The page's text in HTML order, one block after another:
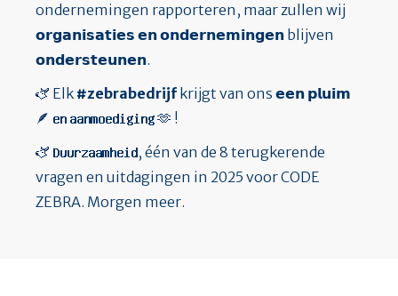
ondernemingen rapporteren, maar zullen wij
𝗼𝗿𝗴𝗮𝗻𝗶𝘀𝗮𝘁𝗶𝗲𝘀 𝗲𝗻 𝗼𝗻𝗱𝗲𝗿𝗻𝗲𝗺𝗶𝗻𝗴𝗲𝗻 blijven
𝗼𝗻𝗱𝗲𝗿𝘀𝘁𝗲𝘂𝗻𝗲𝗻.
🫏 Elk #zebrabedrijf krijgt van ons 𝗲𝗲𝗻 𝗽𝗹𝘂𝗶𝗺
🪶 𝗲𝗻 𝗮𝗮𝗻𝗺𝗼𝗲𝗱𝗶𝗴𝗶𝗻𝗴 🫶 !
🫏 𝗗𝘂𝘂𝗿𝘇𝗮𝗮𝗺𝗵𝗲𝗶𝗱, één van de 8 terugkerende
vragen en uitdagingen in 2025 voor CODE
ZEBRA. Morgen meer.